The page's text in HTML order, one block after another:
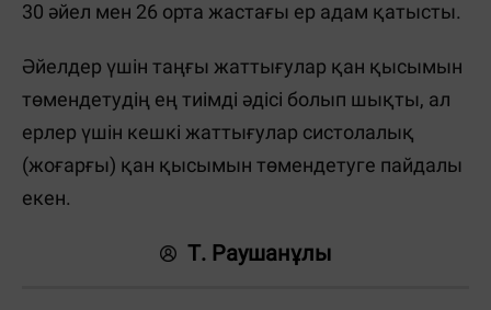
30 әйел мен 26 орта жастағы ер адам қатысты.
Әйелдер үшін таңғы жаттығулар қан қысымын
төмендетудің ең тиімді әдісі болып шықты, ал
ерлер үшін кешкі жаттығулар систолалық
(жоғарғы) қан қысымын төмендетуге пайдалы
екен.
Т. Раушанұлы